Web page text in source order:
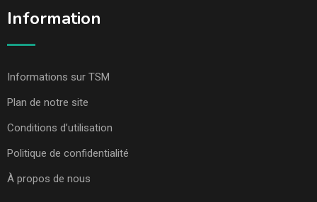
Information
Informations sur TSM
Plan de notre site
Conditions d’utilisation
Politique de confidentialité
À propos de nous